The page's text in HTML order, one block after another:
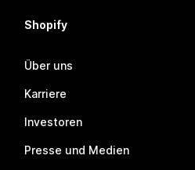
Shopify
Über uns
Karriere
Investoren
Presse und Medien